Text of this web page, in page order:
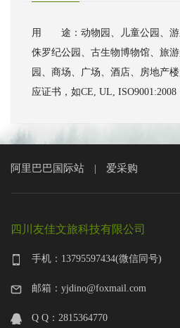
用 途：动物园、儿童公园、游
侏罗纪公园、古生物博物馆、旅
园、商场、广场、酒店、房地产
应证书，如CE, UL, ISO9001:2008
阿里巴巴国际站 爱采购
四川友佳文旅科技有限公司
手机：13795597434(微信同号)
邮箱：yjdino@foxmail.com
Q Q：2815364770